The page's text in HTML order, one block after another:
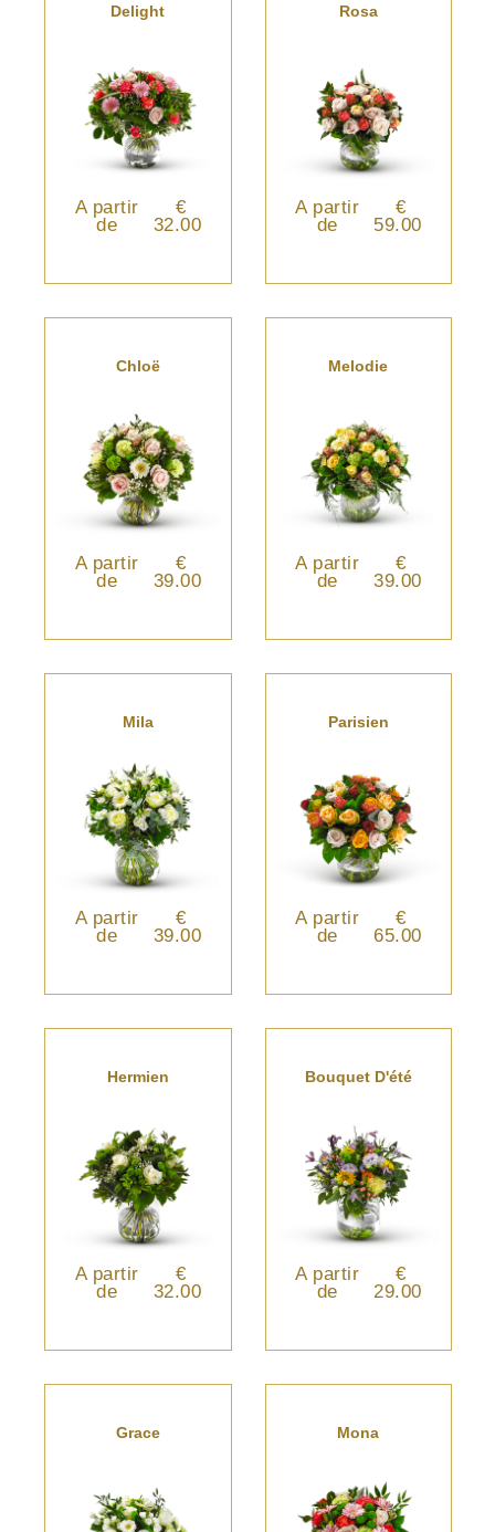
Delight
A partir
de
€
32.00
Rosa
A partir
de
€
59.00
Chloë
A partir
de
€
39.00
Melodie
A partir
de
€
39.00
Mila
A partir
de
€
39.00
Parisien
A partir
de
€
65.00
Hermien
A partir
de
€
32.00
Bouquet D'été
A partir
de
€
29.00
Grace Mona